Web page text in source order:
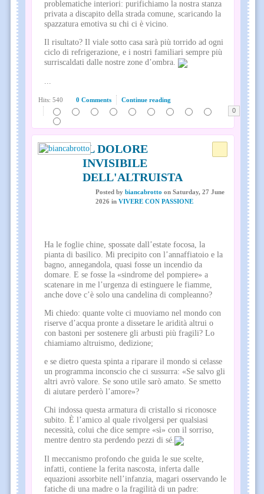
problematiche interiori: purifichiamo la nostra stanza
privata a discapito della strada comune, scaricando la
spazzatura emotiva su chi ci è vicino.
Il risultato? Il viale sotto casa sarà più torrido ad ogni
ciclo di refrigerazione, e i nostri familiari sempre più
surriscaldati dalle nostre zone d’ombra.
0 Comments Continue reading
Hits: 540
0
IL DOLORE
INVISIBILE
DELL'ALTRUISTA
Posted by biancabrotto on Saturday, 27 June
2026 in VIVERE CON PASSIONE
Ha le foglie chine, spossate dall’estate focosa, la
pianta di basilico. Mi precipito con l’annaffiatoio e la
bagno, annegandola, quasi fosse un incendio da
domare. E se fosse la «sindrome del pompiere» a
scatenare in me l’urgenza di estinguere le fiamme,
anche dove c’è solo una candelina di compleanno?
Mi chiedo: quante volte ci muoviamo nel mondo con
riserve d’acqua pronte a dissetare le aridità altrui o
con bastoni per sostenere gli arbusti più fragili? Lo
chiamiamo altruismo, dedizione;
e se dietro questa spinta a riparare il mondo si celasse
un programma inconscio che ci sussurra: «Se salvo gli
altri avrò valore. Se sono utile sarò amato. Se smetto
di aiutare perderò l’amore»?
Chi indossa questa armatura di cristallo si riconosce
subito. È l’amico al quale rivolgersi per qualsiasi
necessità, colui che dice sempre «sì» con il sorriso,
mentre dentro sta perdendo pezzi di sé.
Il meccanismo profondo che guida le sue scelte,
infatti, contiene la ferita nascosta, inferta dalle
equazioni assorbite nell’infanzia, magari osservando le
fatiche di una madre o la fragilità di un padre: